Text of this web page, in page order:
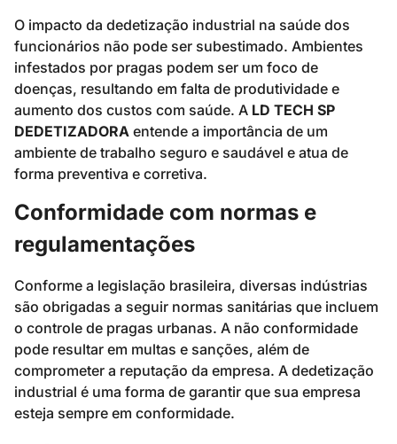
O impacto da dedetização industrial na saúde dos
funcionários não pode ser subestimado. Ambientes
infestados por pragas podem ser um foco de
doenças, resultando em falta de produtividade e
aumento dos custos com saúde. A LD TECH SP
DEDETIZADORA entende a importância de um
ambiente de trabalho seguro e saudável e atua de
forma preventiva e corretiva.
Conformidade com normas e
regulamentações
Conforme a legislação brasileira, diversas indústrias
são obrigadas a seguir normas sanitárias que incluem
o controle de pragas urbanas. A não conformidade
pode resultar em multas e sanções, além de
comprometer a reputação da empresa. A dedetização
industrial é uma forma de garantir que sua empresa
esteja sempre em conformidade.